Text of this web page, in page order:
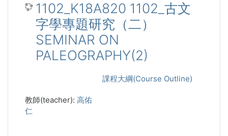
1102_K18A820 1102_古文
字學專題研究（二）
SEMINAR ON
PALEOGRAPHY(2)
課程大綱(Course Outline)
教師(teacher): 高佑
仁